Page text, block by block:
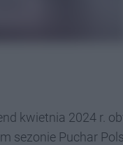
kwietnia 2024 r.
sezonie Puchar